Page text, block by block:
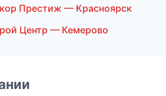
Престиж — Красноярск
Центр — Кемерово